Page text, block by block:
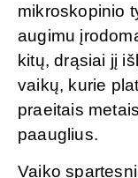
mikroskopinio
augimu
kitų, drąsiai jį
vaikų, kurie
praeitais
paauglius.
Vaiko